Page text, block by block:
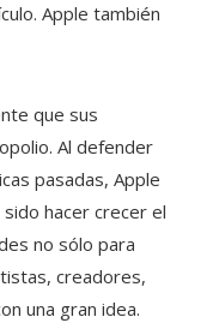
Apple también
que sus
Al defender
pasadas, Apple
hacer crecer el
no sólo para
creadores,
una gran idea.